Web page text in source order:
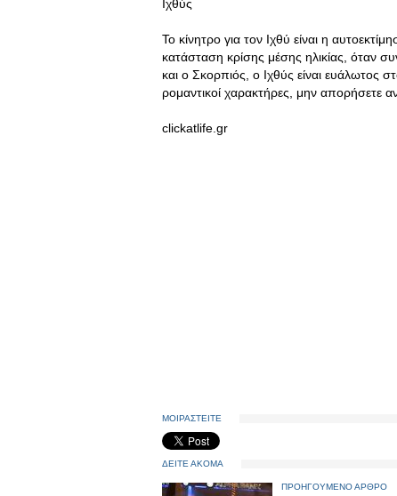
Ιχθύς
Το κίνητρο για τον Ιχθύ είναι η
κατάσταση κρίσης μέσης ηλικίας, όταν
και ο Σκορπιός, ο Ιχθύς είναι ευάλωτος
ρομαντικοί χαρακτήρες, μην απορήσετε
clickatlife.gr
ΜΟΙΡΑΣΤΕΙΤΕ
ΔΕΙΤΕ ΑΚΟΜΑ
ΠΡΟΗΓΟΥΜΕΝΟ ΑΡΘΡΟ